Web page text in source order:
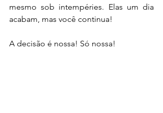
mesmo sob intempéries. Elas um dia
acabam, mas você continua!
A decisão é nossa! Só nossa!